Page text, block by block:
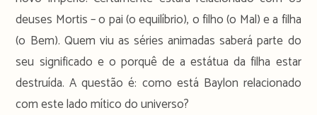
deuses Mortis – o pai (o equilíbrio), o filho (o Mal) e a filha
(o Bem). Quem viu as séries animadas saberá parte do
seu significado e o porquê de a estátua da filha estar
destruída. A questão é: como está Baylon relacionado
com este lado mítico do universo?